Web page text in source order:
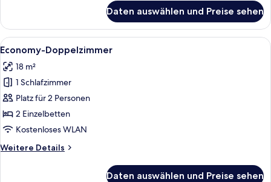
Doppelzimmer
Daten auswählen und Preise sehen
Alle
Fotos
für
Economy-
Doppelzimmer
anzeigen
Ein Hotelzimmer mit zwei Betten,
5
Economy-Doppelzimmer
18 m²
1 Schlafzimmer
Platz für 2 Personen
2 Einzelbetten
Kostenloses WLAN
Weitere Details
Weitere
Daten auswählen und Preise sehen